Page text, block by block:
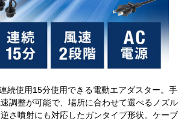
続使用15分使用できる電動エアダスター。手
調整が可能で、場所に合わせて選べるノズル
さ噴射にも対応したガンタイプ形状。ケーブ